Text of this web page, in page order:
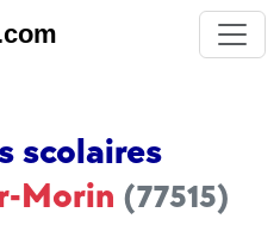
scolaires
Morin (77515)